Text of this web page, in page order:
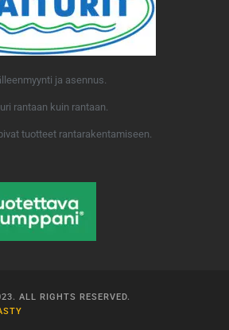
ja asennus.
rantaan kuin rantaan.
tuotteet rantarakentamiseen.
ALL RIGHTS RESERVED.